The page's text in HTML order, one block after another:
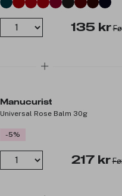
135 kr
Manucurist
Universal Rose Balm 30g
-5%
217 kr